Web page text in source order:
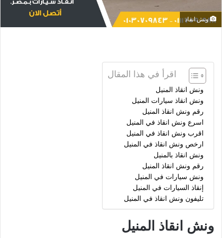
ونش انقاذ
اقرأ في هذا المقال
ونش انقاذ المنيل
ونش انقاذ سيارات المنيل
رقم ونش انقاذ المنيل
اسرع ونش انقاذ في المنيل
اقرب ونش انقاذ في المنيل
ارخص ونش انقاذ في المنيل
ونش انقاذ بالمنيل
رقم ونش انقاذ المنيل
ونش سيارات في المنيل
إنقاذ السيارات في المنيل
تليفون ونش انقاذ في المنيل
ونش انقاذ المنيل